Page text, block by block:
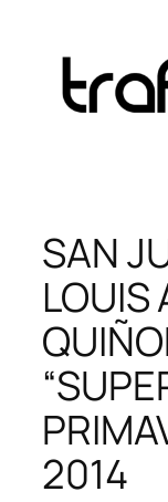
content
SAN
LOUIS
2014